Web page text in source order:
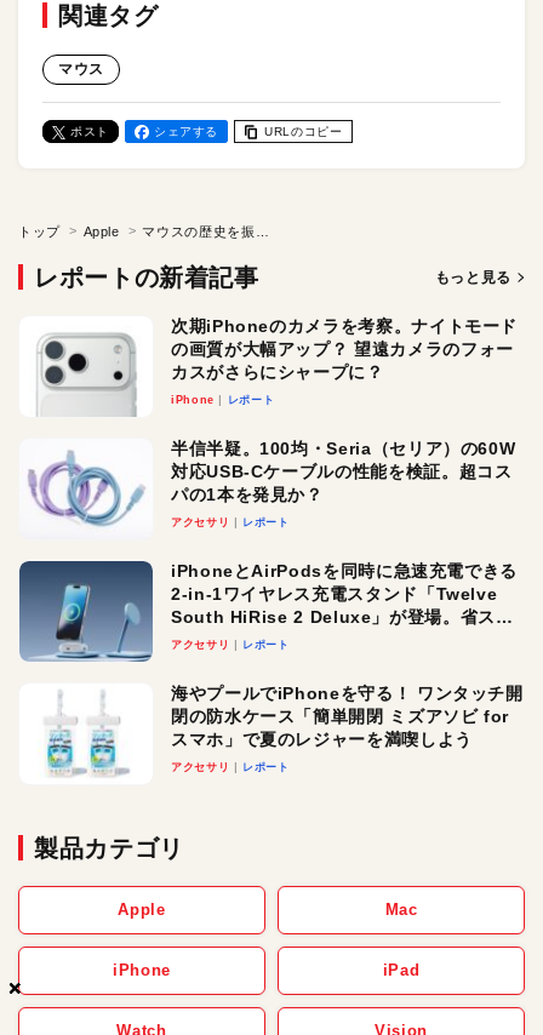
×
×
×
関連タグ
マウス
ポスト シェアする URLのコピー
トップ Apple
レポートの新着記事 もっと見る
次期iPhoneのカメラを考察。ナイトモード
の画質が大幅アップ？ 望遠カメラのフォー
カスがさらにシャープに？
iPhone レポート
半信半疑。100均・Seria（セリア）の60W
対応USB-Cケーブルの性能を検証。超コス
パの1本を発見か？
アクセサリ レポート
iPhoneとAirPodsを同時に急速充電できる
2-in-1ワイヤレス充電スタンド「Twelve
South HiRise 2 Deluxe」が登場。省スペ
ースでおしゃれに充電したい人にオスス
アクセサリ レポート
海やプールでiPhoneを守る！ ワンタッチ開
閉の防水ケース「簡単開閉 ミズアソビ for
スマホ」で夏のレジャーを満喫しよう
アクセサリ レポート
製品カテゴリ
Apple Mac
iPhone iPad
Watch Vision